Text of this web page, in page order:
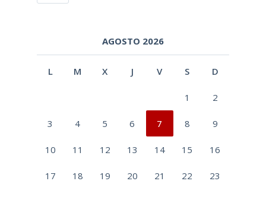
AGOSTO 2026
L M X J V S D
1 2
3 4 5 6 7 8 9
10 11 12 13 14 15 16
17 18 19 20 21 22 23